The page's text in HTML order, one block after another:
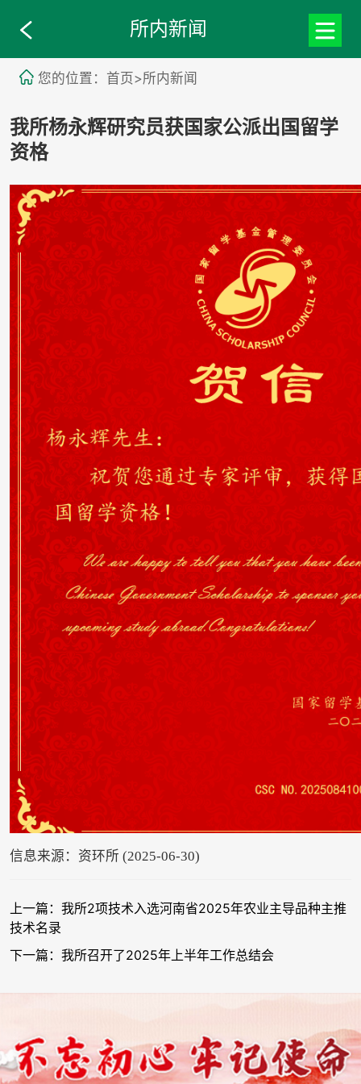
所内新闻
您的位置：首页>所内新闻
我所杨永辉研究员获国家公派出国留学
资格
信息来源：资环所 (2025-06-30)
上一篇：我所2项技术入选河南省2025年农业主导品种主推
技术名录
下一篇：我所召开了2025年上半年工作总结会